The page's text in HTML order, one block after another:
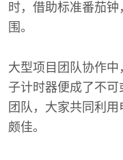
时，借助标准番茄
围。
大型项目团队协作
子计时器便成了不
团队，大家共同利
颇佳。